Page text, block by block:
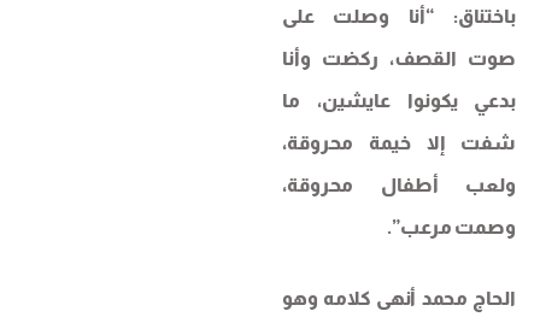
باختناق: “أنا وصلت على
صوت القصف، ركضت وأنا
بدعي يكونوا عايشين، ما
شفت إلا خيمة محروقة،
ولعب أطفال محروقة،
وصمت مرعب”.
الحاج محمد أنهى كلامه وهو